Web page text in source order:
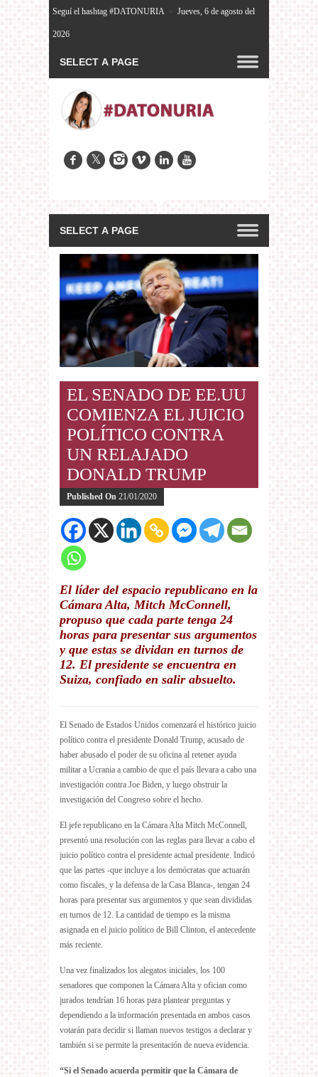
Seguí el hashtag #DATONURIA » Jueves, 6 de agosto del
2026
EL SENADO DE EE.UU
COMIENZA EL JUICIO
POLÍTICO CONTRA
UN RELAJADO
DONALD TRUMP
Published On 21/01/2020
El líder del espacio republicano en la
Cámara Alta, Mitch McConnell,
propuso que cada parte tenga 24
horas para presentar sus argumentos
y que estas se dividan en turnos de
12. El presidente se encuentra en
Suiza, confiado en salir absuelto.
El Senado de Estados Unidos comenzará el histórico juicio
político contra el presidente Donald Trump, acusado de
haber abusado el poder de su oficina al retener ayuda
militar a Ucrania a cambio de que el país llevara a cabo una
investigación contra Joe Biden, y luego obstruir la
investigación del Congreso sobre el hecho.
El jefe republicano en la Cámara Alta Mitch McConnell,
presentó una resolución con las reglas para llevar a cabo el
juicio político contra el presidente actual presidente. Indicó
que las partes -que incluye a los demócratas que actuarán
como fiscales, y la defensa de la Casa Blanca-, tengan 24
horas para presentar sus argumentos y que sean divididas
en turnos de 12. La cantidad de tiempo es la misma
asignada en el juicio político de Bill Clinton, el antecedente
más reciente.
Una vez finalizados los alegatos iniciales, los 100
senadores que componen la Cámara Alta y ofician como
jurados tendrían 16 horas para plantear preguntas y
dependiendo a la información presentada en ambos casos
votarán para decidir si llaman nuevos testigos a declarar y
también si se permite la presentación de nueva evidencia.
“Si el Senado acuerda permitir que la Cámara de